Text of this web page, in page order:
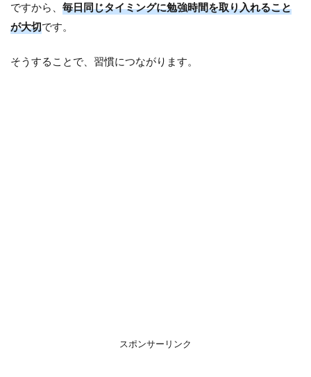
ですから、 毎日同じタイミングに勉強時間を取り入れること
が大切です。
そうすることで、習慣につながります。
スポンサーリンク